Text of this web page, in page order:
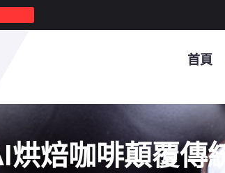
首頁
烘焙咖啡顛覆傳